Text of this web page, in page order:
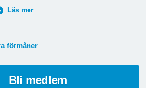
Läs mer
förmåner
Bli medlem